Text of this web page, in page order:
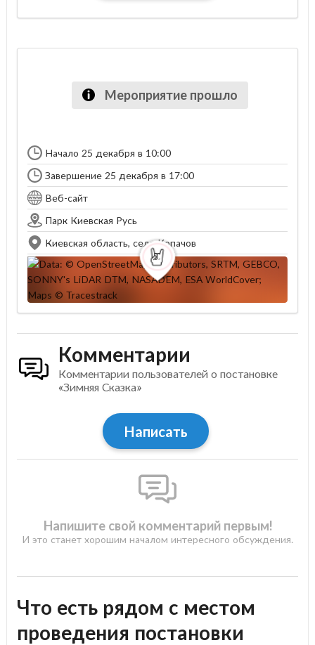
Мероприятие прошло
Начало 25 декабря в 10:00
Завершение 25 декабря в 17:00
Веб-сайт
Парк Киевская Русь
Киевская область, cело Копачов
Комментарии
Комментарии пользователей о постановке
«Зимняя Сказка»
Написать
Напишите свой комментарий первым!
И это станет хорошим началом интересного обсуждения.
Что есть рядом с местом
проведения постановки